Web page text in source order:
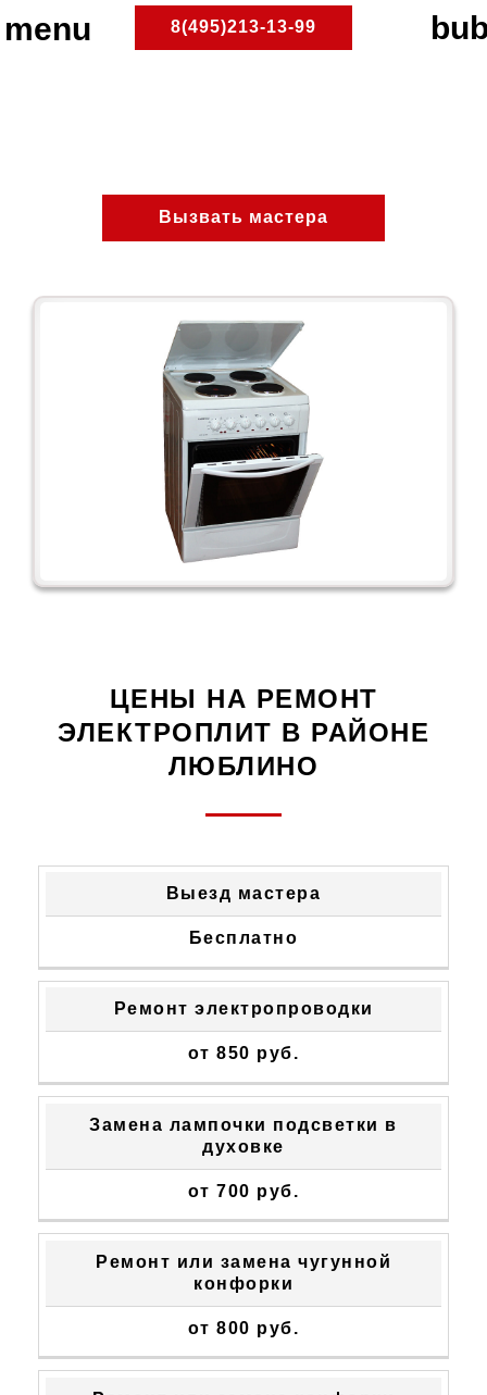
8(495)213-13-99
Вызвать мастера
ЦЕНЫ НА РЕМОНТ
ЭЛЕКТРОПЛИТ В РАЙОНЕ
ЛЮБЛИНО
СТОИМОСТЬ
Выезд мастера
Бесплатно
Ремонт электропроводки
от 850 руб.
Замена лампочки подсветки в
духовке
от 700 руб.
Ремонт или замена чугунной
конфорки
от 800 руб.